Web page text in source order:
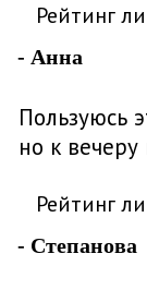
Рейтинг
- Анна
Пользуюсь
но к вечеру
Рейтинг
- Степанова